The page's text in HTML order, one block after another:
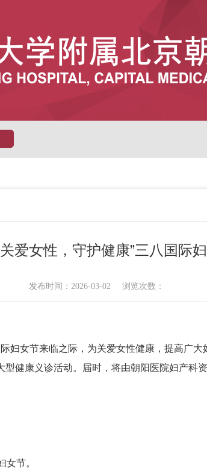
爱女性，守护健康”三八国际
发布时间：2026-03-02 浏览次数：
女节来临之际，为关爱女性健康，提高广大
型健康义诊活动。届时，将由朝阳医院妇产科
节。